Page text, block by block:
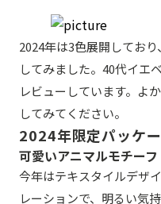
2024年は3色展開してお
してみました。40代イエ
レビューしています。よ
してみてください。
2024年限定パッケー
可愛いアニマルモチーフ
今年はテキスタイルデザ
レーションで、明るい気